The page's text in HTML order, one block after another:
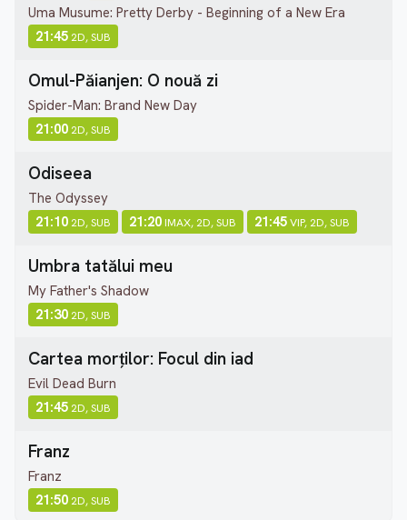
Uma Musume: Pretty Derby - Beginning of a New Era
21:45 2D, SUB
Omul-Păianjen: O nouă zi
Spider-Man: Brand New Day
21:00 2D, SUB
Odiseea
The Odyssey
21:10 2D, SUB 21:20IMAX, 2D, SUB 21:45VIP, 2D, SUB
Umbra tatălui meu
My Father's Shadow
21:30 2D, SUB
Cartea morților: Focul din iad
Evil Dead Burn
21:45 2D, SUB
Franz
Franz
21:50 2D, SUB